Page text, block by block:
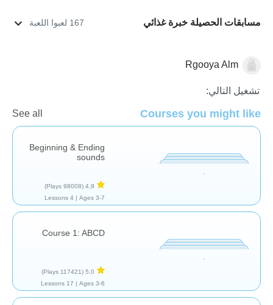
مسابقات الحصيلة خبرة غذائي 167 لعبوا اللعبة
Rgooya Alm
تشغيل التالي:
Courses you might like
See all
Beginning & Ending
sounds
4,9
(98008 Plays)
Ages 3-7 |
4 Lessons
Course 1: ABCD
5,0
(117421 Plays)
Ages 3-6 |
17 Lessons